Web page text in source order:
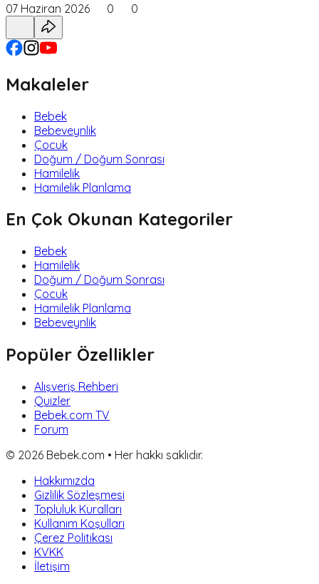
07 Haziran 2026 0 0
Makaleler
Bebek
Bebeveynlik
Çocuk
Doğum / Doğum Sonrası
Hamilelik
Hamilelik Planlama
En Çok Okunan Kategoriler
Bebek
Hamilelik
Doğum / Doğum Sonrası
Çocuk
Hamilelik Planlama
Bebeveynlik
Popüler Özellikler
Alışveriş Rehberi
Quizler
Bebek.com TV
Forum
© 2026 Bebek.com • Her hakkı saklıdır.
Hakkımızda
Gizlilik Sözleşmesi
Topluluk Kuralları
Kullanım Koşulları
Çerez Politikası
KVKK
İletişim